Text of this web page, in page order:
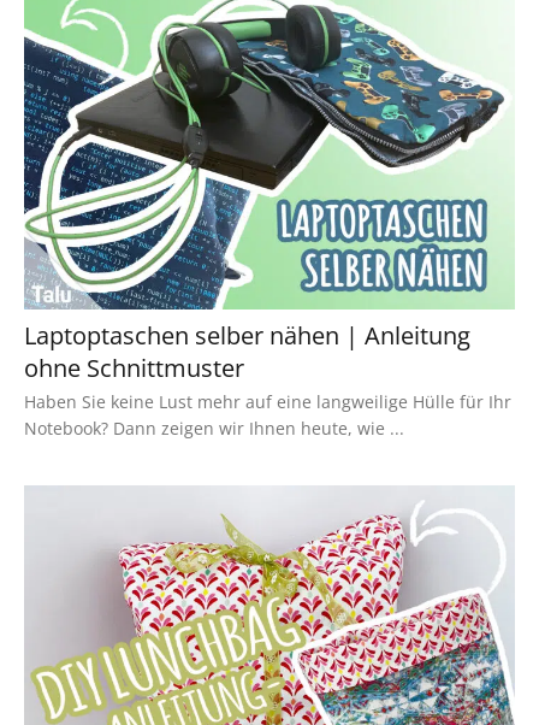
Laptoptaschen selber nähen | Anleitung
ohne Schnittmuster
Haben Sie keine Lust mehr auf eine langweilige Hülle für Ihr
Notebook? Dann zeigen wir Ihnen heute, wie ...